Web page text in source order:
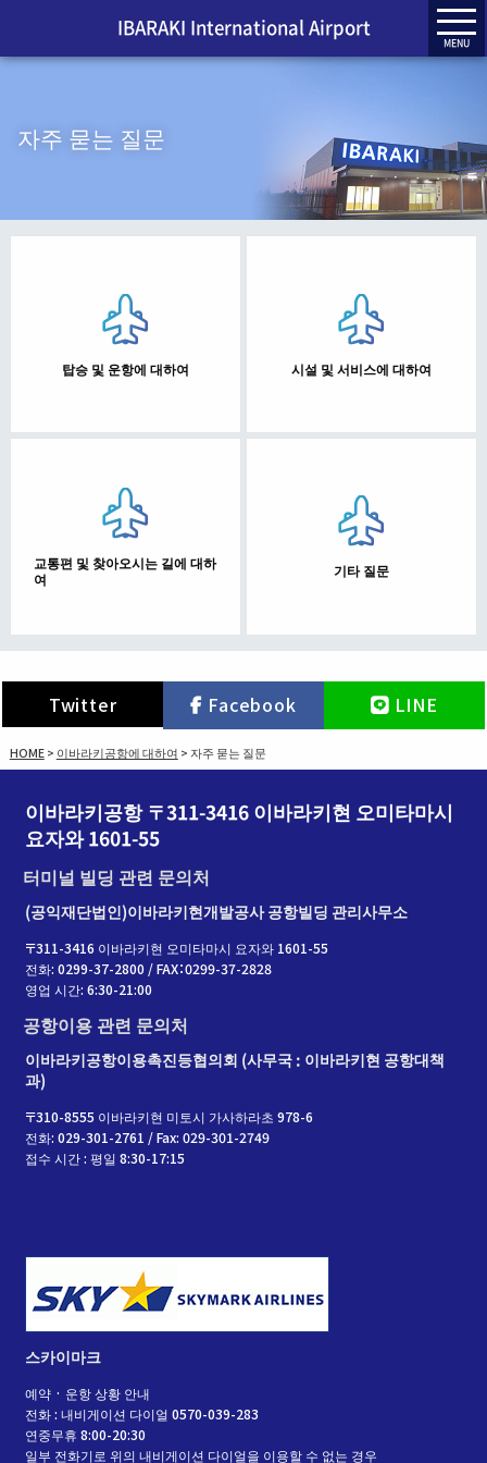
IBARAKI International Airport
MENU
자주 묻는 질문
탑승 및 운항에 대하여 시설 및 서비스에 대하여
교통편 및 찾아오시는 길에 대하
여
기타 질문
Twitter Facebook LINE
HOME> 이바라키공항에 대하여 > 자주 묻는 질문
이바라키공항 〒311-3416 이바라키현 오미타마시
요자와 1601-55
터미널 빌딩 관련 문의처
(공익재단법인)이바라키현개발공사 공항빌딩 관리사무소
〒311-3416 이바라키현 오미타마시 요자와 1601-55
전화: 0299-37-2800 / FAX：0299-37-2828
영업 시간: 6:30-21:00
공항이용 관련 문의처
이바라키공항이용촉진등협의회 (사무국 : 이바라키현 공항대책
과)
〒310-8555 이바라키현 미토시 가사하라초 978-6
전화: 029-301-2761 / Fax: 029-301-2749
접수 시간 : 평일 8:30-17:15
스카이마크
예약 · 운항 상황 안내
전화 : 내비게이션 다이얼 0570-039-283
연중무휴 8:00-20:30
일부 전화기로 위의 내비게이션 다이얼을 이용할 수 없는 경우